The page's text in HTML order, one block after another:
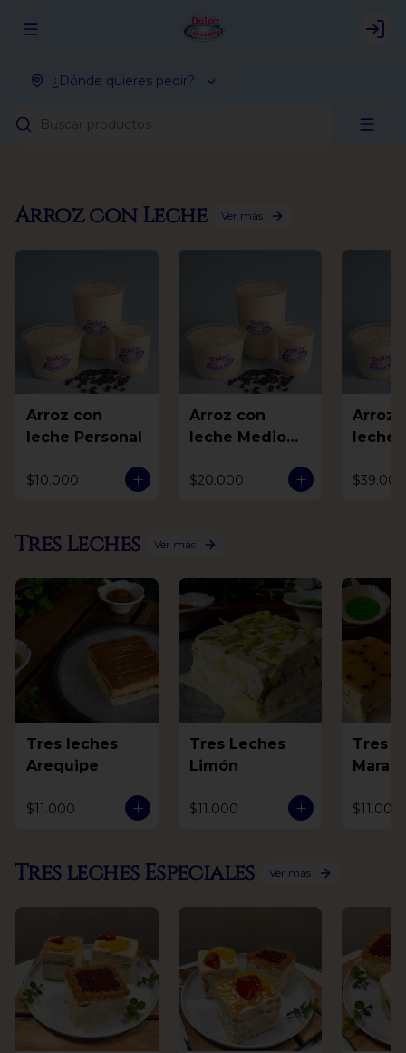
Abrir menu de navegación
¿Dónde quieres pedir?
Buscar productos
Arroz con Leche Ver más
Arroz con
leche Personal
$10.000
Arroz con
leche Medio
$20.000
Arroz
leche
$39.000
Tres Leches Ver más
Tres leches
Arequipe
$11.000
Tres Leches
Limón
$11.000
Tres
$11.000
Tres leches Especiales Ver más